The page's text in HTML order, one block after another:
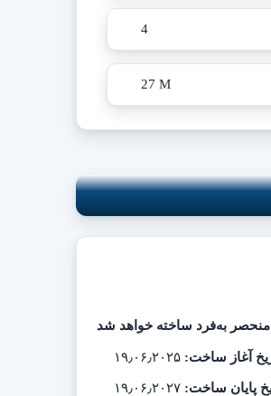
4
27 M
آغاز ساخت: ۱۹٫۰۶٫۲۰۲۵
پایان ساخت: ۱۹٫۰۶٫۲۰۲۷